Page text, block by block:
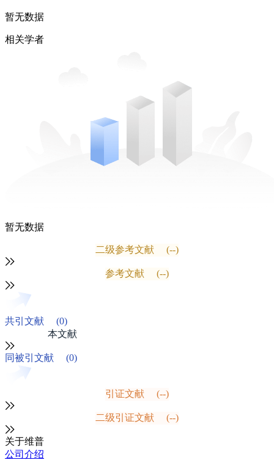
暂无数据
相关学者
暂无数据
二级参考文献 (--)
参考文献 (--)
共引文献
(0)
本文献
同被引文献 (0)
引证文献 (--)
二级引证文献 (--)
关于维普
公司介绍